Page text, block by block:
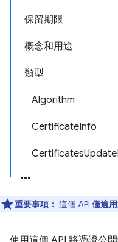
保留期限
概念和用途
類型
Algorithm
CertificateInfo
重要事項： 這個 API 僅適